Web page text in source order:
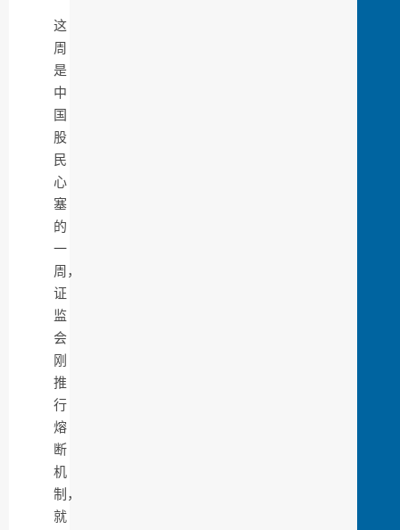
这
周
是
中
国
股
民
心
塞
的
一
周，
证
监
会
刚
推
行
熔
断
机
制，
就